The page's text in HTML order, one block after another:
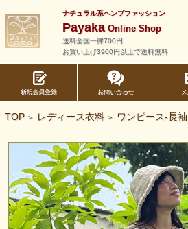
ナチュラル系ヘンプファッション
PayakaOnline Shop
送料全国一律700円
お買い上げ3900円以上で送料無料
TOP > レディース衣料 > ワンピース-長袖